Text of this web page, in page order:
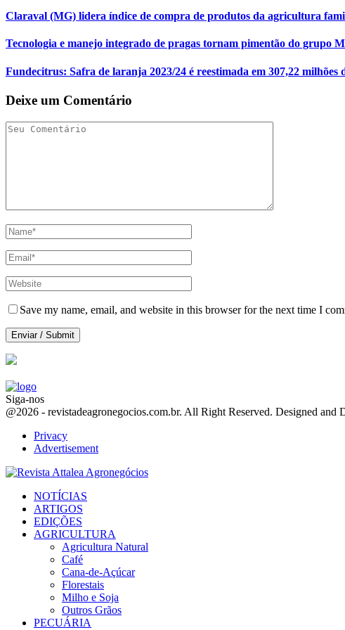
Claraval (MG) lidera índice de compra de produtos da agricultura
Tecnologia e manejo integrado de pragas tornam pimentão do grupo
Fundecitrus: Safra de laranja 2023/24 é reestimada em 307,22 milhões
Deixe um Comentário
Save my name, email, and website in this browser for the next time I
Siga-nos
Facebook
Twitter
Instagram
Linkedin
Youtube
Email
@2026 - revistadeagronegocios.com.br. All Right Reserved. Designed and
Privacy
Advertisement
NOTÍCIAS
ARTIGOS
EDIÇÕES
AGRICULTURA
Agricultura Natural
Café
Cana-de-Açúcar
Florestais
Milho e Soja
Outros Grãos
PECUÁRIA